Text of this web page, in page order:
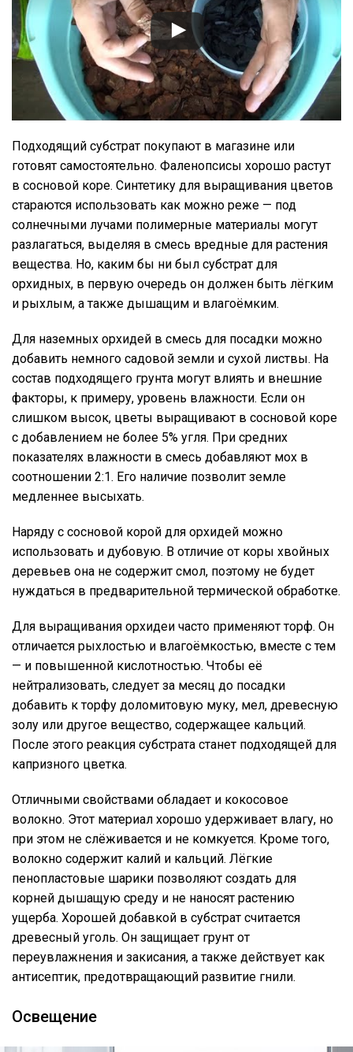
Подходящий субстрат покупают в магазине или
готовят самостоятельно. Фаленопсисы хорошо растут
в сосновой коре. Синтетику для выращивания цветов
стараются использовать как можно реже — под
солнечными лучами полимерные материалы могут
разлагаться, выделяя в смесь вредные для растения
вещества. Но, каким бы ни был субстрат для
орхидных, в первую очередь он должен быть лёгким
и рыхлым, а также дышащим и влагоёмким.
Для наземных орхидей в смесь для посадки можно
добавить немного садовой земли и сухой листвы. На
состав подходящего грунта могут влиять и внешние
факторы, к примеру, уровень влажности. Если он
слишком высок, цветы выращивают в сосновой коре
с добавлением не более 5% угля. При средних
показателях влажности в смесь добавляют мох в
соотношении 2:1. Его наличие позволит земле
медленнее высыхать.
Наряду с сосновой корой для орхидей можно
использовать и дубовую. В отличие от коры хвойных
деревьев она не содержит смол, поэтому не будет
нуждаться в предварительной термической обработке.
Для выращивания орхидеи часто применяют торф. Он
отличается рыхлостью и влагоёмкостью, вместе с тем
— и повышенной кислотностью. Чтобы её
нейтрализовать, следует за месяц до посадки
добавить к торфу доломитовую муку, мел, древесную
золу или другое вещество, содержащее кальций.
После этого реакция субстрата станет подходящей для
капризного цветка.
Отличными свойствами обладает и кокосовое
волокно. Этот материал хорошо удерживает влагу, но
при этом не слёживается и не комкуется. Кроме того,
волокно содержит калий и кальций. Лёгкие
пенопластовые шарики позволяют создать для
корней дышащую среду и не наносят растению
ущерба. Хорошей добавкой в субстрат считается
древесный уголь. Он защищает грунт от
переувлажнения и закисания, а также действует как
антисептик, предотвращающий развитие гнили.
Освещение